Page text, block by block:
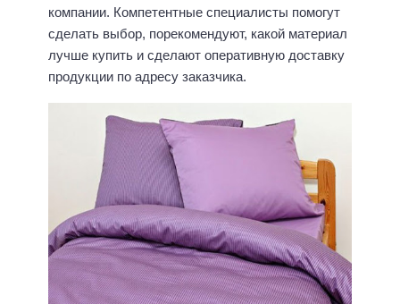
компании. Компетентные специалисты помогут
сделать выбор, порекомендуют, какой материал
лучше купить и сделают оперативную доставку
продукции по адресу заказчика.